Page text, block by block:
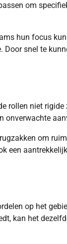
om
hun focus
snel te
rollen niet
onverwachte
om
een
op het
kan het